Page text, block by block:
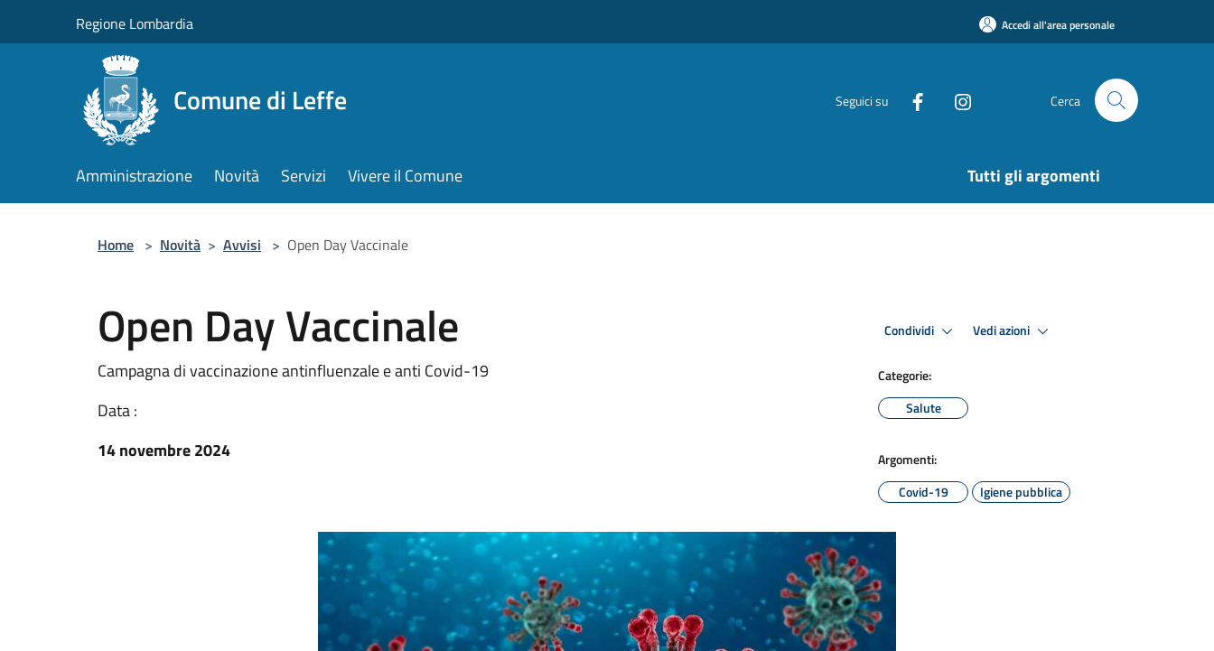
Regione Lombardia Accedi all'area personale
Comune di Leffe Seguici su Cerca
Amministrazione Novità Servizi Vivere il Comune Tutti gli argomenti
Home > Novità > Avvisi > Open Day Vaccinale
Open Day Vaccinale
Campagna di vaccinazione antinfluenzale e anti Covid-19
Data :
14 novembre 2024
Condividi Vedi azioni
Categorie:
Salute
Argomenti:
Covid-19
Igiene pubblica